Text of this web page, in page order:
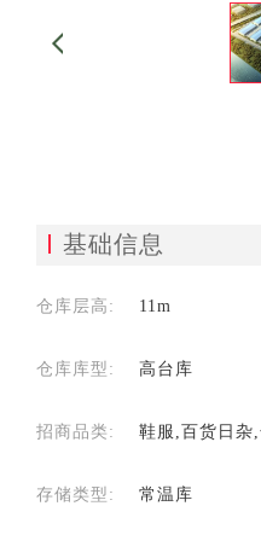
基础信息
仓库层高: 11m
仓库库型: 高台库
招商品类: 鞋服,百货日杂
存储类型: 常温库